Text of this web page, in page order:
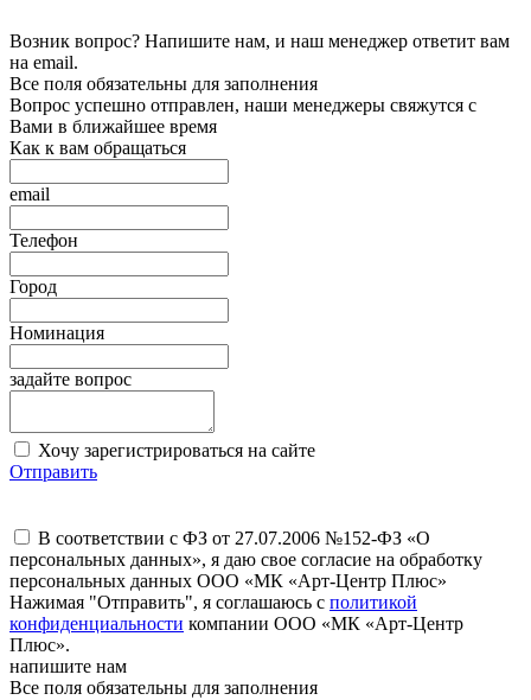
Возник вопрос? Напишите нам, и наш менеджер ответит вам
на email.
Все поля обязательны для заполнения
Вопрос успешно отправлен, наши менеджеры свяжутся с
Вами в ближайшее время
Как к вам обращаться
email
Телефон
Город
Номинация
задайте вопрос
Хочу зарегистрироваться на сайте
Отправить
В соответствии с ФЗ от 27.07.2006 №152-ФЗ «О
персональных данных», я даю свое согласие на обработку
персональных данных ООО «МК «Арт-Центр Плюс»
Нажимая "Отправить", я соглашаюсь с политикой
конфиденциальности компании ООО «МК «Арт-Центр
Плюс».
напишите нам
Все поля обязательны для заполнения